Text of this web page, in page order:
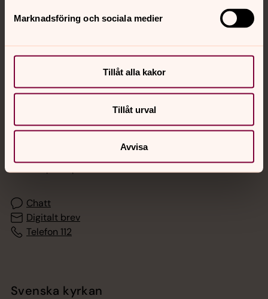
Marknadsföring och sociala medier
Tillåt alla kakor
Tillåt urval
Avvisa
Jourhavande präst
Akut samtals- och krisstöd. Prata eller chatta anonymt
Chatt
Digitalt brev
Telefon 112
Svenska kyrkan